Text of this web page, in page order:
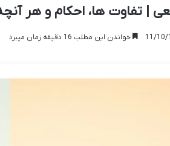
| تفاوت ها، احکام و هر
خواندن این مطلب 16 دقیقه زمان میبرد